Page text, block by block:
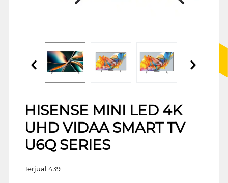
HISENSE MINI LED 4K
UHD VIDAA SMART TV
U6Q SERIES
Terjual 439